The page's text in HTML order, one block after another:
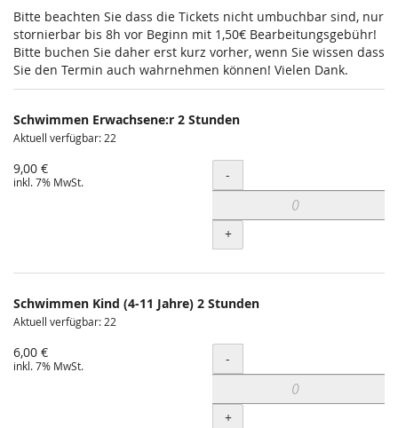
Bitte beachten Sie dass die Tickets nicht umbuchbar sind, nur
stornierbar bis 8h vor Beginn mit 1,50€ Bearbeitungsgebühr!
Bitte buchen Sie daher erst kurz vorher, wenn Sie wissen dass
Sie den Termin auch wahrnehmen können! Vielen Dank.
Schwimmen Erwachsene:r 2 Stunden
Aktuell verfügbar: 22
9,00 €
inkl. 7% MwSt. Menge
-
+
Schwimmen Kind (4-11 Jahre) 2 Stunden
Aktuell verfügbar: 22
6,00 €
inkl. 7% MwSt. Menge
-
+